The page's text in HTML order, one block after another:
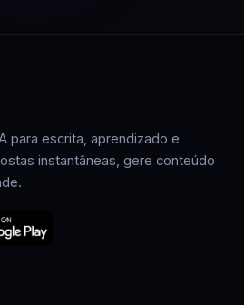
para escrita, aprendizado e
instantâneas, gere conteúdo